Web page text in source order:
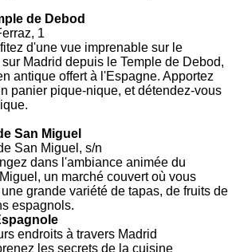
de Debod
1
d'une vue imprenable sur le
Madrid depuis le Temple de Debod,
antique offert à l'Espagne. Apportez
panier pique-nique, et détendez-vous
San Miguel
San Miguel, s/n
dans l'ambiance animée du
un marché couvert où vous
grande variété de tapas, de fruits de
espagnols.
endroits à travers Madrid
les secrets de la cuisine